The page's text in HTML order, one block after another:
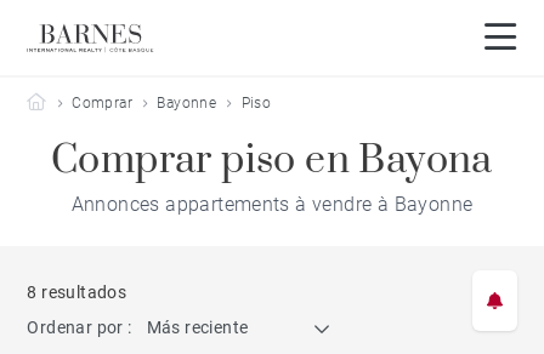
Barnes Côte Basque
Comprar Bayonne Piso
Comprar piso en Bayona
Annonces appartements à vendre à Bayonne
8 resultados
Ordenar por :
Más reciente